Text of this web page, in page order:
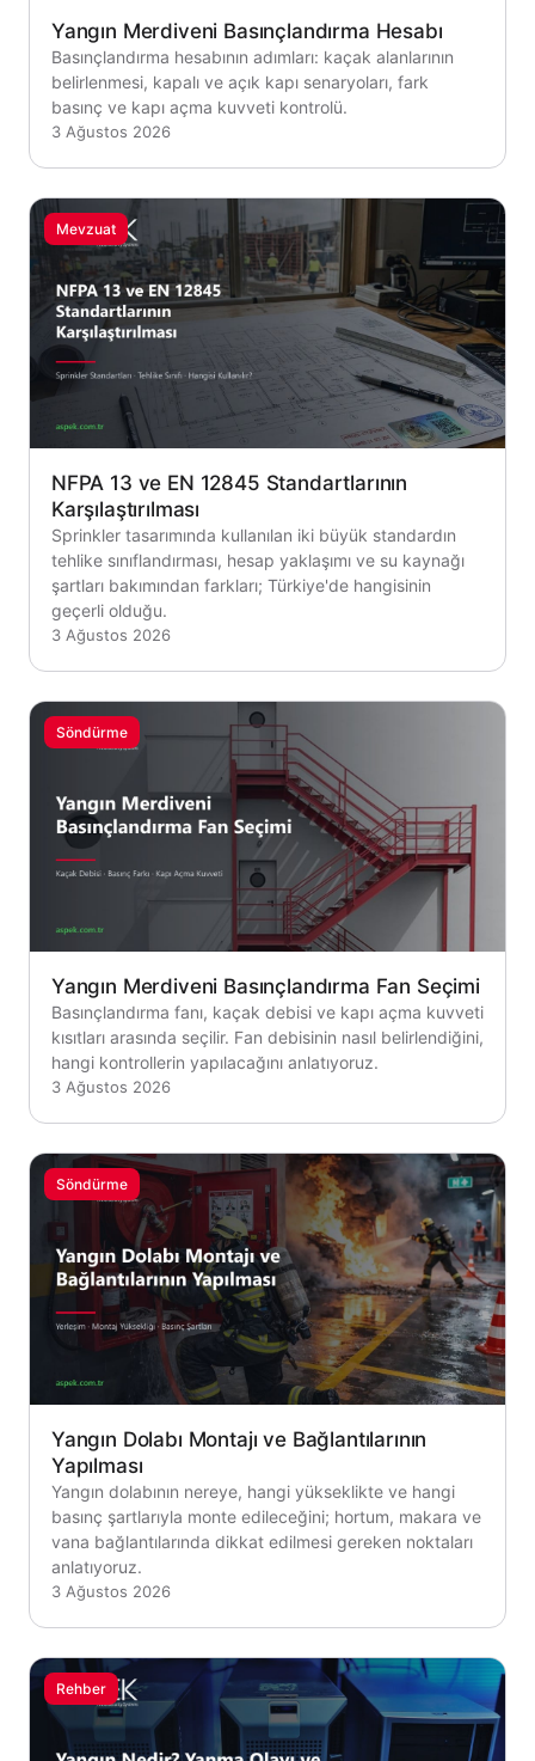
Yangın Merdiveni Basınçlandırma Hesabı
Basınçlandırma hesabının adımları: kaçak alanlarının
belirlenmesi, kapalı ve açık kapı senaryoları, fark
basınç ve kapı açma kuvveti kontrolü.
3 Ağustos 2026
Mevzuat
NFPA 13 ve EN 12845 Standartlarının
Karşılaştırılması
Sprinkler tasarımında kullanılan iki büyük standardın
tehlike sınıflandırması, hesap yaklaşımı ve su kaynağı
şartları bakımından farkları; Türkiye'de hangisinin
geçerli olduğu.
3 Ağustos 2026
Söndürme
Yangın Merdiveni Basınçlandırma Fan Seçimi
Basınçlandırma fanı, kaçak debisi ve kapı açma kuvveti
kısıtları arasında seçilir. Fan debisinin nasıl belirlendiğini,
hangi kontrollerin yapılacağını anlatıyoruz.
3 Ağustos 2026
Söndürme
Yangın Dolabı Montajı ve Bağlantılarının
Yapılması
Yangın dolabının nereye, hangi yükseklikte ve hangi
basınç şartlarıyla monte edileceğini; hortum, makara ve
vana bağlantılarında dikkat edilmesi gereken noktaları
anlatıyoruz.
3 Ağustos 2026
Rehber